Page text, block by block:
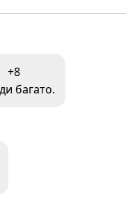
+8
багато.